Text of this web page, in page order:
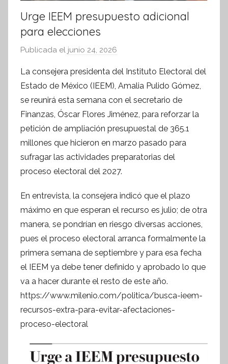
Urge IEEM presupuesto adicional
para elecciones
Publicada el junio 24, 2026
r
S
í
n
t
e
s
i
n
f
o
m
i
v
La consejera presidenta del Instituto Electoral del
Estado de México (IEEM), Amalia Pulido Gómez,
se reunirá esta semana con el secretario de
Finanzas, Óscar Flores Jiménez, para reforzar la
petición de ampliación presupuestal de 365.1
millones que hicieron en marzo pasado para
sufragar las actividades preparatorias del
proceso electoral del 2027.
En entrevista, la consejera indicó que el plazo
máximo en que esperan el recurso es julio; de otra
manera, se pondrían en riesgo diversas acciones,
pues el proceso electoral arranca formalmente la
primera semana de septiembre y para esa fecha
el IEEM ya debe tener definido y aprobado lo que
va a hacer durante el resto de este año.
https://www.milenio.com/politica/busca-ieem-
recursos-extra-para-evitar-afectaciones-
proceso-electoral